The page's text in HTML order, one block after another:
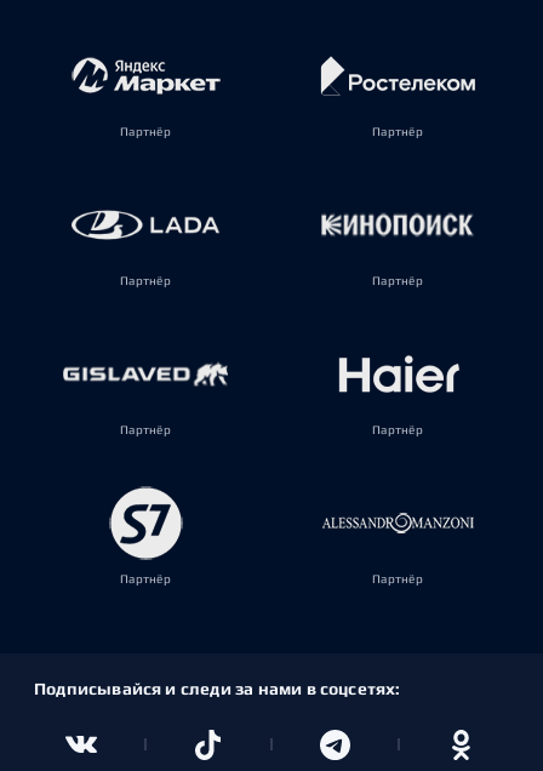
Партнёр Партнёр
Партнёр Партнёр
Партнёр Партнёр
Партнёр Партнёр
Подписывайся и следи за нами в соцсетях: